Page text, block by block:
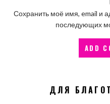
Сохранить моё имя, email и
последующих
ДЛЯ